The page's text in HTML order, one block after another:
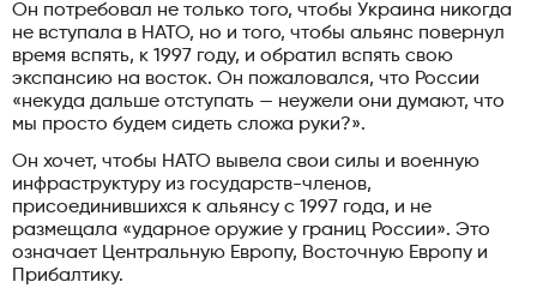
Он потребовал не только того, чтобы Украина никогда
не вступала в НАТО, но и того, чтобы альянс повернул
время вспять, к 1997 году, и обратил вспять свою
экспансию на восток. Он пожаловался, что России
«некуда дальше отступать — неужели они думают, что
мы просто будем сидеть сложа руки?».
Он хочет, чтобы НАТО вывела свои силы и военную
инфраструктуру из государств-членов,
присоединившихся к альянсу с 1997 года, и не
размещала «ударное оружие у границ России». Это
означает Центральную Европу, Восточную Европу и
Прибалтику.